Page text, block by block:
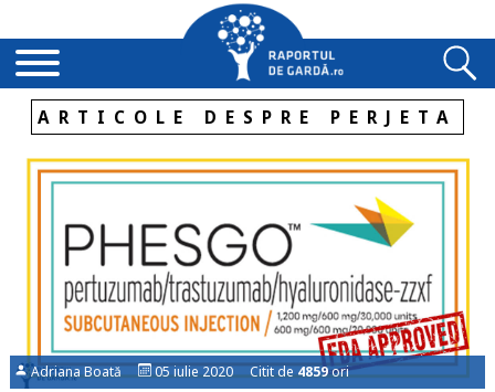
ARTICOLE DESPRE PERJETA
Adriana Boată 05 iulie 2020 Citit de4859ori